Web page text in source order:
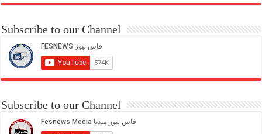
Subscribe to our Channel
Subscribe to our Channel